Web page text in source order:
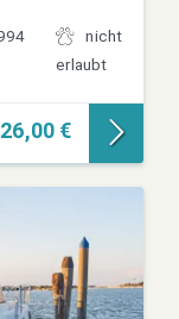
nicht
erlaubt
€